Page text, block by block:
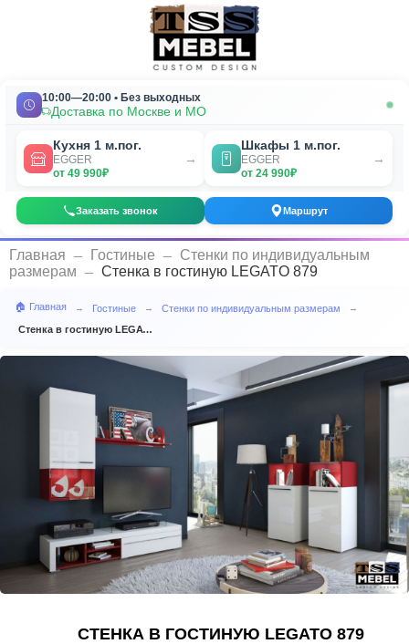
10:00—20:00 • Без выходных
Доставка по Москве и МО
Кухня 1 м.пог.
EGGER
от 49 990₽
→
Шкафы 1 м.пог.
EGGER
от 24 990₽
→
Заказать звонок Маршрут
Главная Гостиные
Стенки по индивидуальным
размерам
Стенка в гостиную LEGATO 879
🏠 Главная → Гостиные → Стенки по индивидуальным размерам →
Стенка в гостиную LEGATO 879
СТЕНКА В ГОСТИНУЮ LEGATO 879